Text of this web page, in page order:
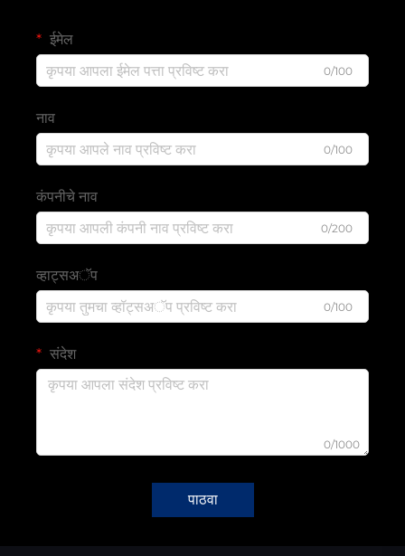
ईमेल
0/100
नाव
0/100
कंपनीचे नाव
0/200
व्हाट्सअॅप
0/100
संदेश
0/1000
पाठवा